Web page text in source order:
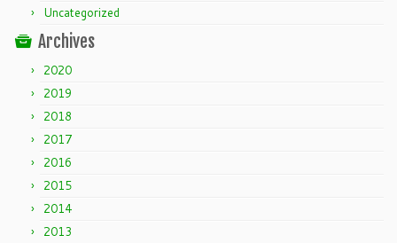
Uncategorized
Archives
2020
2019
2018
2017
2016
2015
2014
2013